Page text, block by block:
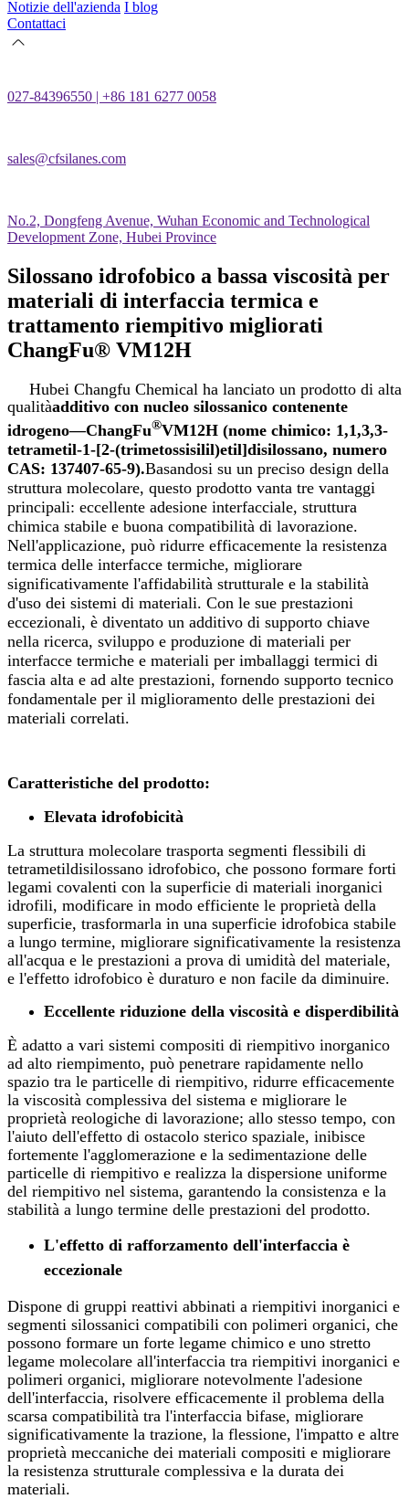
Notizie dell'azienda I blog
Contattaci
027-84396550 | +86 181 6277 0058
sales@cfsilanes.com
No.2, Dongfeng Avenue, Wuhan Economic and Technological
Development Zone, Hubei Province
Silossano idrofobico a bassa viscosità per
materiali di interfaccia termica e
trattamento riempitivo migliorati
ChangFu® VM12H
Hubei Changfu Chemical ha lanciato un prodotto di alta
qualitàadditivo con nucleo silossanico contenente
idrogeno—ChangFu®VM12H (nome chimico: 1,1,3,3-
tetrametil-1-[2-(trimetossisilil)etil]disilossano, numero
CAS: 137407-65-9).Basandosi su un preciso design della
struttura molecolare, questo prodotto vanta tre vantaggi
principali: eccellente adesione interfacciale, struttura
chimica stabile e buona compatibilità di lavorazione.
Nell'applicazione, può ridurre efficacemente la resistenza
termica delle interfacce termiche, migliorare
significativamente l'affidabilità strutturale e la stabilità
d'uso dei sistemi di materiali. Con le sue prestazioni
eccezionali, è diventato un additivo di supporto chiave
nella ricerca, sviluppo e produzione di materiali per
interfacce termiche e materiali per imballaggi termici di
fascia alta e ad alte prestazioni, fornendo supporto tecnico
fondamentale per il miglioramento delle prestazioni dei
materiali correlati.
Caratteristiche del prodotto:
Elevata idrofobicità
La struttura molecolare trasporta segmenti flessibili di
tetrametildisilossano idrofobico, che possono formare forti
legami covalenti con la superficie di materiali inorganici
idrofili, modificare in modo efficiente le proprietà della
superficie, trasformarla in una superficie idrofobica stabile
a lungo termine, migliorare significativamente la resistenza
all'acqua e le prestazioni a prova di umidità del materiale,
e l'effetto idrofobico è duraturo e non facile da diminuire.
Eccellente riduzione della viscosità e disperdibilità
È adatto a vari sistemi compositi di riempitivo inorganico
ad alto riempimento, può penetrare rapidamente nello
spazio tra le particelle di riempitivo, ridurre efficacemente
la viscosità complessiva del sistema e migliorare le
proprietà reologiche di lavorazione; allo stesso tempo, con
l'aiuto dell'effetto di ostacolo sterico spaziale, inibisce
fortemente l'agglomerazione e la sedimentazione delle
particelle di riempitivo e realizza la dispersione uniforme
del riempitivo nel sistema, garantendo la consistenza e la
stabilità a lungo termine delle prestazioni del prodotto.
L'effetto di rafforzamento dell'interfaccia è
eccezionale
Dispone di gruppi reattivi abbinati a riempitivi inorganici e
segmenti silossanici compatibili con polimeri organici, che
possono formare un forte legame chimico e uno stretto
legame molecolare all'interfaccia tra riempitivi inorganici e
polimeri organici, migliorare notevolmente l'adesione
dell'interfaccia, risolvere efficacemente il problema della
scarsa compatibilità tra l'interfaccia bifase, migliorare
significativamente la trazione, la flessione, l'impatto e altre
proprietà meccaniche dei materiali compositi e migliorare
la resistenza strutturale complessiva e la durata dei
materiali.